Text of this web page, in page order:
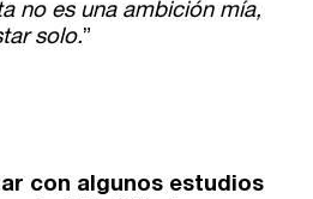
no es una ambición mía,
solo.”
con algunos estudios